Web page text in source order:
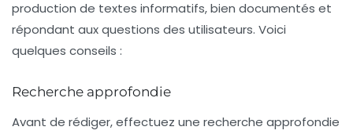
production de textes informatifs, bien documentés et
répondant aux questions des utilisateurs. Voici
quelques conseils :
Recherche approfondie
Avant de rédiger, effectuez une recherche approfondie